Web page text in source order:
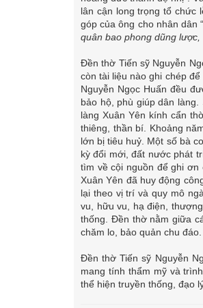
lân cận long trọng tổ chức
góp của ông cho nhân dân
quân bao phong dũng
Đền thờ Tiến sỹ Nguyễn
còn tài liệu nào ghi chép
Nguyễn Ngọc Huấn đều
bảo hộ, phù giúp dân
làng Xuân Yên kính cẩn
thiêng, thần bí. Khoảng
lớn bị tiêu huỷ. Một số bà
kỳ đổi mới, đất nước phát
tìm về cội nguồn để ghi
Xuân Yên đã huy động
lại theo vị trí và quy mô
vu, hữu vu, hạ điện,
thống. Đền thờ nằm giữa
chăm lo, bảo quản chu đáo.
Đền thờ Tiến sỹ Nguyễn
mang tính thẩm mỹ và
thể hiện truyền thống, đạo